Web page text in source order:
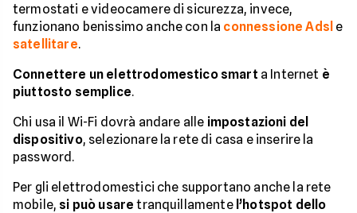
termostati e videocamere di sicurezza, invece,
funzionano benissimo anche con la connessione Adsl e
satellitare.
Connettere un elettrodomestico smart a Internet è
piuttosto semplice.
Chi usa il Wi-Fi dovrà andare alle impostazioni del
dispositivo, selezionare la rete di casa e inserire la
password.
Per gli elettrodomestici che supportano anche la rete
mobile, si può usare tranquillamente l’hotspot dello